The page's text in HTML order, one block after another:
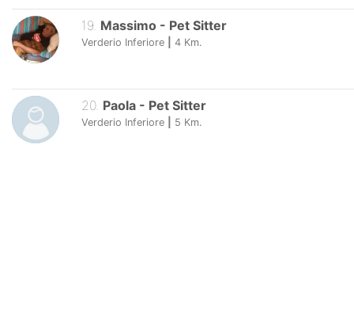
19. Massimo - Pet Sitter
Verderio Inferiore 4 Km.
20. Paola - Pet Sitter
Verderio Inferiore 5 Km.